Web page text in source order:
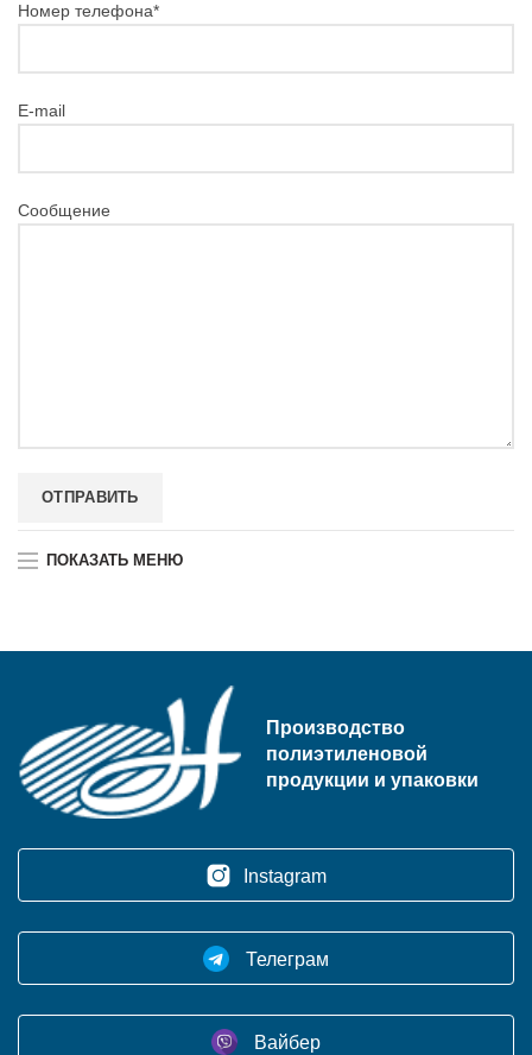
Номер телефона*
E-mail
Сообщение
ПОКАЗАТЬ МЕНЮ
Производство
полиэтиленовой
продукции и упаковки
Instagram
Телеграм
Вайбер